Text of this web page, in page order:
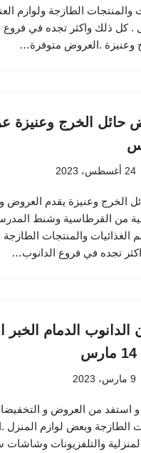
الطازجة ولوازم
. كل ذلك واكثر تجده في فروع
وعنيزة .العروض متوفرة…
حائل الخرج
24 أغسطس، 2023
الخرج وعنيزة يقدم العروض
من القرطاسية وشنط
والمنتجات الطازجة
تجده في فروع الدانوب…
الدمام الخبر
9 مارس، 2023
استفد من العروض و
الطازجة وبعض لوازم المنزل
المنزلية والتلفزيونات